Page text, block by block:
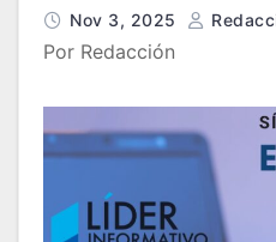
Nov 3, 2025
Por Redacción